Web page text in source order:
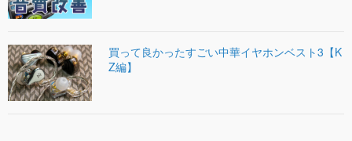
買って良かったすごい中華イヤホンベスト3【K
Z編】